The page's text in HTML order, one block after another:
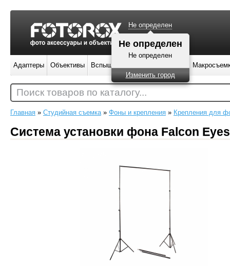
Главная » Студийная съемка» Фоны и крепления » Крепления для
Система установки фона Falcon
Не определен
Не определен
Не определен
Изменить город
Адаптеры Объективы Вспышки
Поиск товаров по каталогу...